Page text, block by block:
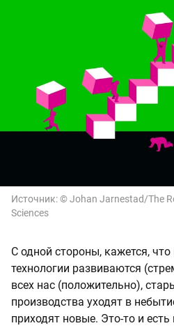
Источник:© Johan Jarnestad/The
Sciences
С одной стороны, кажется,
технологии развиваются
всех нас (положительно),
производства уходят в
приходят новые. Это-то и